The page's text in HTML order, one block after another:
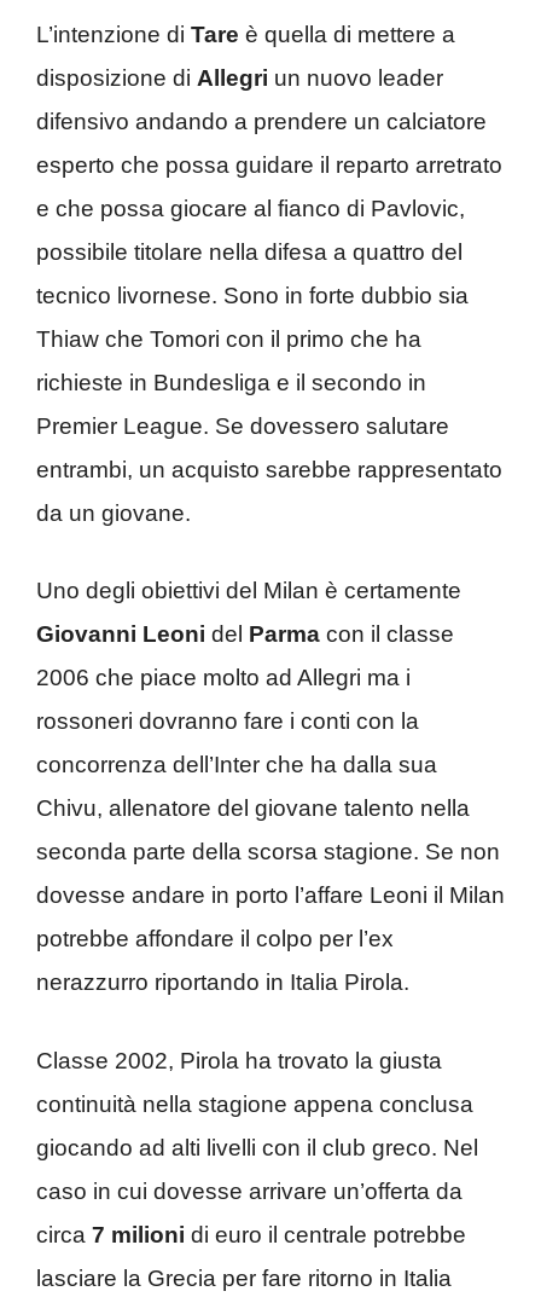
L’intenzione di Tare è quella di mettere a
disposizione di Allegri un nuovo leader
difensivo andando a prendere un calciatore
esperto che possa guidare il reparto arretrato
e che possa giocare al fianco di Pavlovic,
possibile titolare nella difesa a quattro del
tecnico livornese. Sono in forte dubbio sia
Thiaw che Tomori con il primo che ha
richieste in Bundesliga e il secondo in
Premier League. Se dovessero salutare
entrambi, un acquisto sarebbe rappresentato
da un giovane.
Uno degli obiettivi del Milan è certamente
Giovanni Leoni del Parma con il classe
2006 che piace molto ad Allegri ma i
rossoneri dovranno fare i conti con la
concorrenza dell’Inter che ha dalla sua
Chivu, allenatore del giovane talento nella
seconda parte della scorsa stagione. Se non
dovesse andare in porto l’affare Leoni il Milan
potrebbe affondare il colpo per l’ex
nerazzurro riportando in Italia Pirola.
Classe 2002, Pirola ha trovato la giusta
continuità nella stagione appena conclusa
giocando ad alti livelli con il club greco. Nel
caso in cui dovesse arrivare un’offerta da
circa 7 milioni di euro il centrale potrebbe
lasciare la Grecia per fare ritorno in Italia